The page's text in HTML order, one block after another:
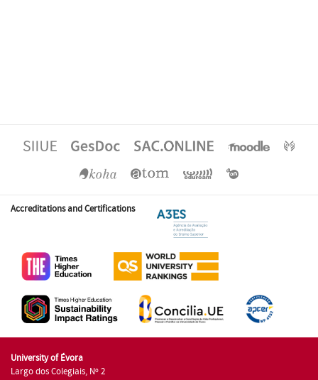
Accreditations and Certifications
University of Évora
Largo dos Colegiais, Nº 2